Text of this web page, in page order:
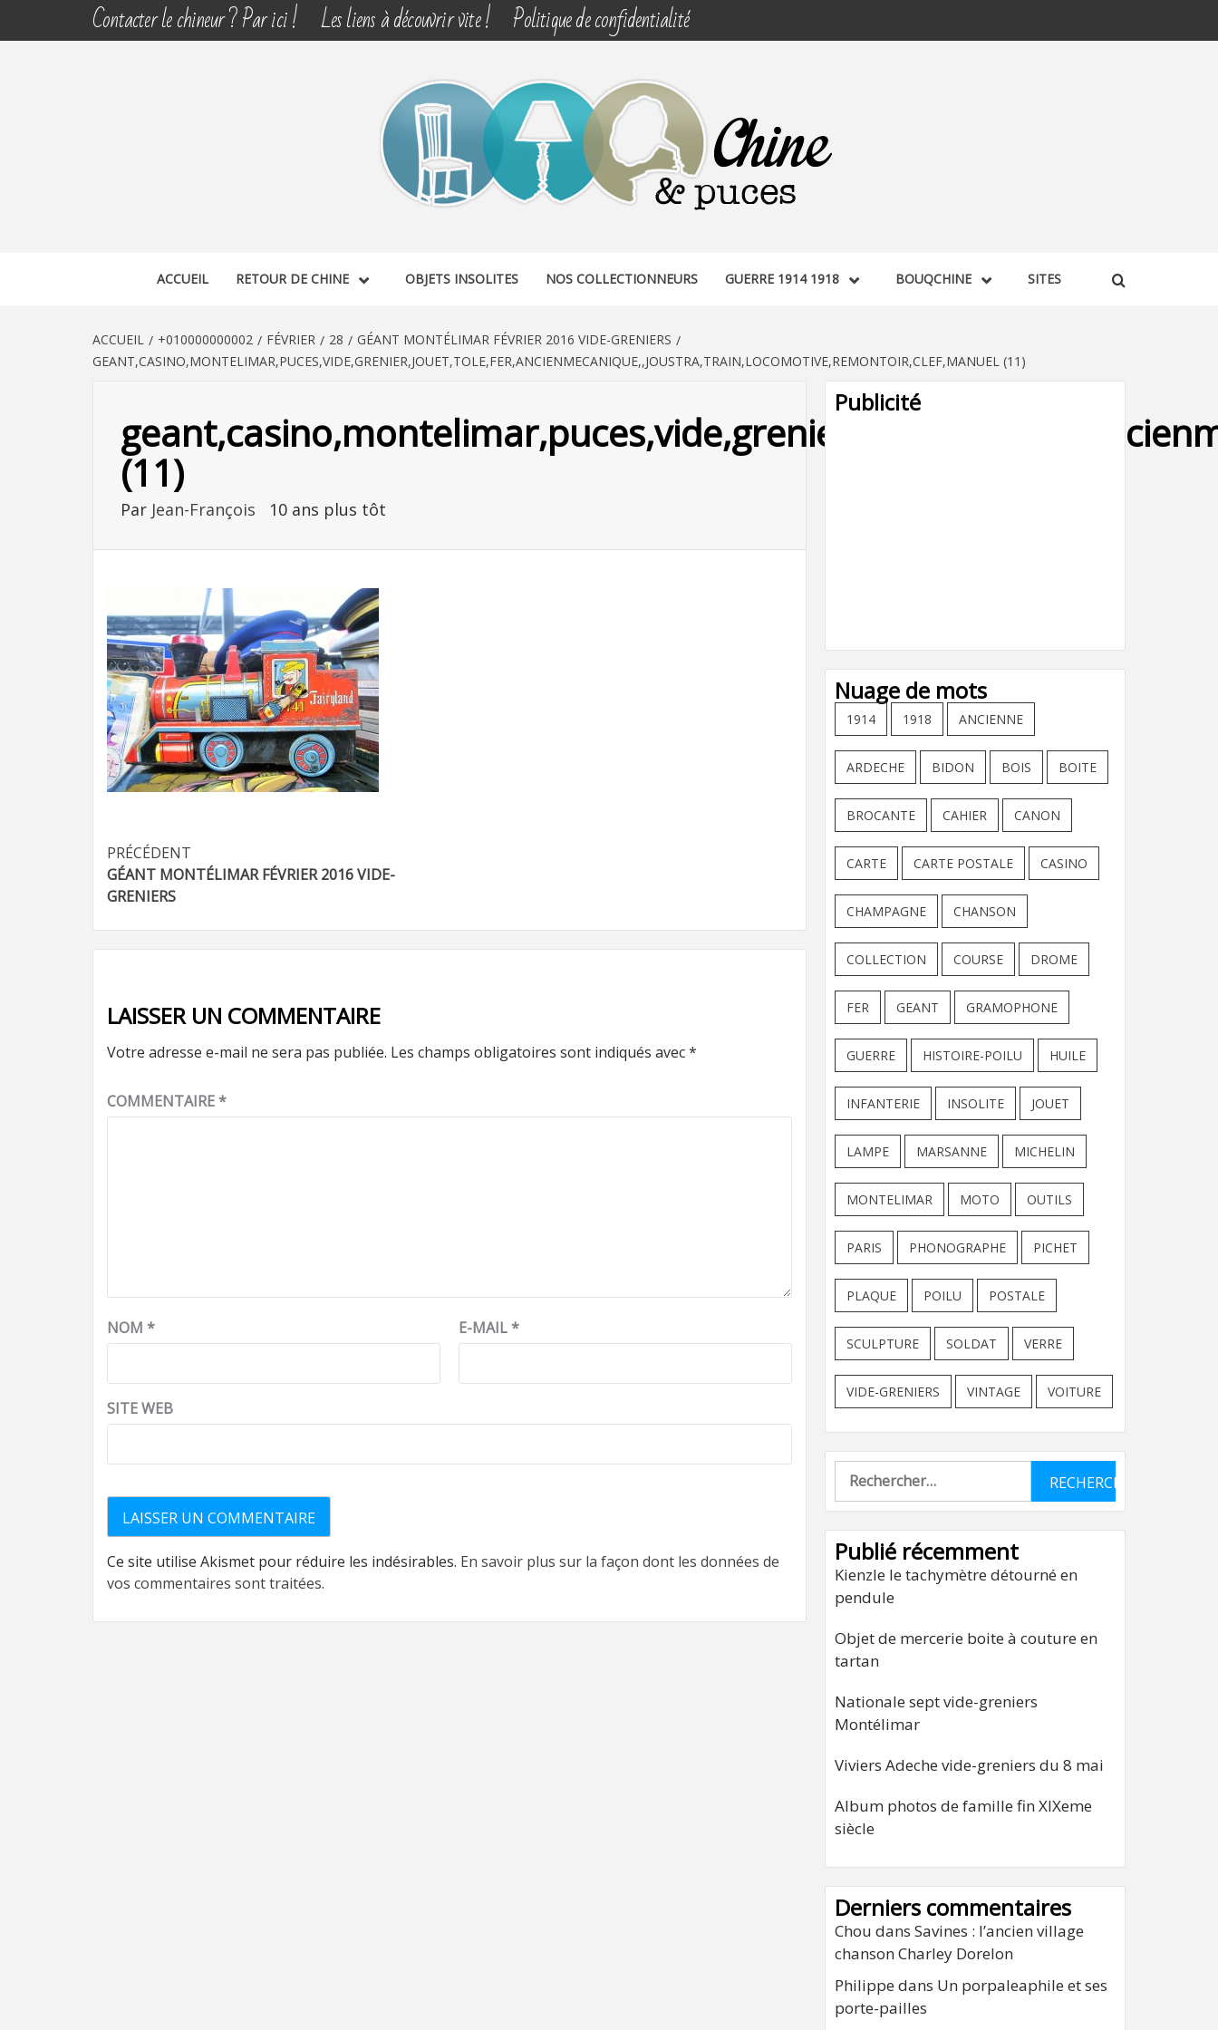
Contacter le chineur ? Par ici ! Les liens à découvrir vite ! Politique de confidentialité
CHINE & PUCES
ACCUEIL RETOUR DE CHINE OBJETS INSOLITES NOS COLLECTIONNEURS GUERRE 1914 1918 BOUQCHINE SITES
ACCUEIL +010000000002 FÉVRIER 28
GÉANT MONTÉLIMAR FÉVRIER 2016 VIDE-GRENIERS
GEANT,CASINO,MONTELIMAR,PUCES,VIDE,GRENIER,JOUET,TOLE,FER,ANCIENMECANIQUE,,JOUSTRA,TRAIN,LOCOMOTIVE,REMONTOIR,CLEF,MANUEL (11)
(11)
Par Jean-François 10 ans plus tôt
Navigation
d’article
PRÉCÉDENT
GÉANT MONTÉLIMAR FÉVRIER 2016 VIDE-
GRENIERS
LAISSER UN COMMENTAIRE
Votre adresse e-mail ne sera pas publiée. Les champs obligatoires sont indiqués avec*
COMMENTAIRE*
NOM * E-MAIL*
SITE WEB
Ce site utilise Akismet pour réduire les indésirables. En savoir plus sur la façon dont les données de
vos commentaires sont traitées.
Publicité
Nuage de mots
1914 1918 ANCIENNE
ARDECHE BIDON BOIS BOITE
BROCANTE CAHIER CANON
CARTE CARTE POSTALE CASINO
CHAMPAGNE CHANSON
COLLECTION COURSE DROME
FER GEANT GRAMOPHONE
GUERRE HISTOIRE-POILU HUILE
INFANTERIE INSOLITE JOUET
LAMPE MARSANNE MICHELIN
MONTELIMAR MOTO OUTILS
PARIS PHONOGRAPHE PICHET
PLAQUE POILU POSTALE
SCULPTURE SOLDAT VERRE
VIDE-GRENIERS VINTAGE VOITURE
Rechercher :
Publié récemment
Kienzle le tachymètre détourné en
pendule
Objet de mercerie boite à couture en
tartan
Nationale sept vide-greniers
Montélimar
Viviers Adeche vide-greniers du 8 mai
Album photos de famille fin XIXeme
siècle
Derniers commentaires
Chou dans Savines : l’ancien village
chanson Charley Dorelon
Philippe dans Un porpaleaphile et ses
porte-pailles